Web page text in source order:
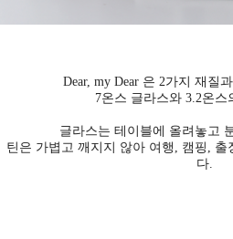
Dear, my Dear 은 2가지 재질
7온스 글라스와 3.2온스
글라스는 테이블에 올려놓고
틴은 가볍고 깨지지 않아 여행, 캠핑, 출
다.